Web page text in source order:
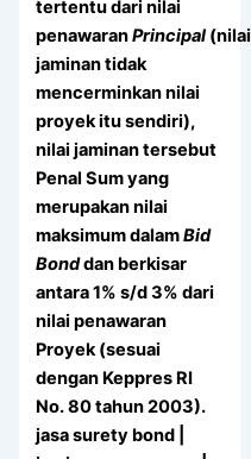
tertentu dari nilai
penawaranPrincipal (nilai
jaminan tidak
mencerminkan nilai
proyek itu sendiri),
nilai jaminan tersebut
Penal Sum yang
merupakan nilai
maksimum dalamBid
Bonddan berkisar
antara 1% s/d 3% dari
nilai penawaran
Proyek (sesuai
dengan Keppres RI
No. 80 tahun 2003).
jasa surety bond |